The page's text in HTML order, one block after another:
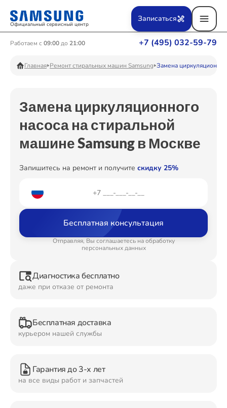
Официальный сервисный центр
+7 (495) 032-59-79
Работаем с 09:00до 21:00
Записаться
Главная Ремонт стиральных машин Samsung Замена
Замена циркуляционного
насоса на стиральной
машине Samsung в Москве
Запишитесь на ремонт и получите скидку 25%
Бесплатная консультация
Отправляя, Вы соглашаетесь на обработку
персональных данных
Диагностика бесплатно
даже при отказе от ремонта
Бесплатная доставка
курьером нашей службы
Гарантия до 3-х лет
на все виды работ и запчастей
Ремонт Вертикальных пылесосов
Ремонт Телевизоров
Ремонт Пылесосов
Ремонт Планшетов